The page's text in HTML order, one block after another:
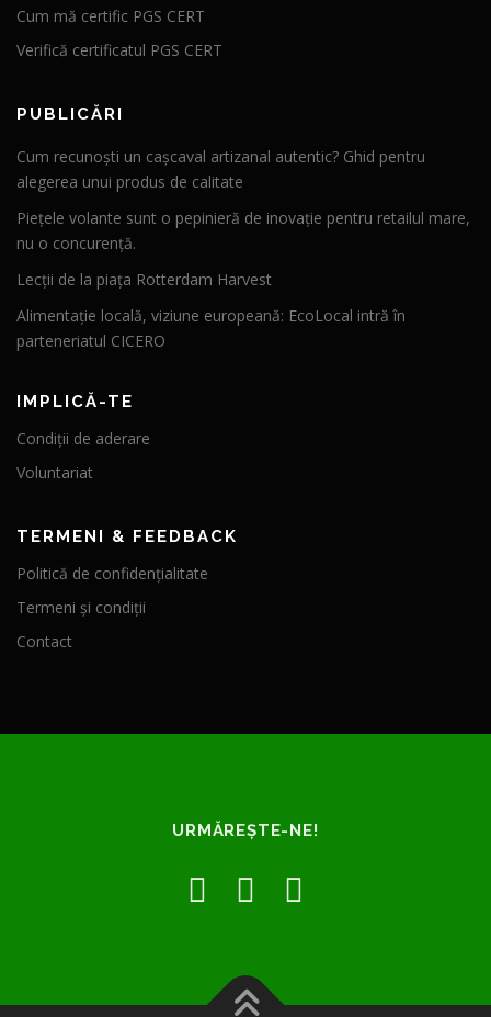
Cum mă certific PGS CERT
Verifică certificatul PGS CERT
PUBLICĂRI
Cum recunoști un cașcaval artizanal autentic? Ghid pentru
alegerea unui produs de calitate
Piețele volante sunt o pepinieră de inovație pentru retailul mare,
nu o concurență.
Lecții de la piața Rotterdam Harvest
Alimentație locală, viziune europeană: EcoLocal intră în
parteneriatul CICERO
IMPLICĂ-TE
Condiții de aderare
Voluntariat
TERMENI & FEEDBACK
Politică de confidențialitate
Termeni și condiții
Contact
URMĂREȘTE-NE!